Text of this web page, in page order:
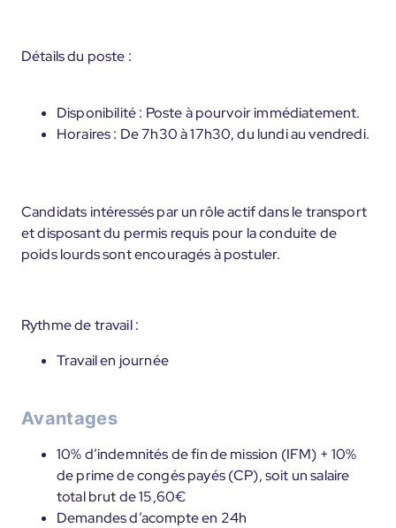
Détails du poste :
Disponibilité : Poste à pourvoir immédiatement.
Horaires : De 7h30 à 17h30, du lundi au vendredi.
Candidats intéressés par un rôle actif dans le transport
et disposant du permis requis pour la conduite de
poids lourds sont encouragés à postuler.
Rythme de travail :
Travail en journée
Avantages
10% d’indemnités de fin de mission (IFM) + 10%
de prime de congés payés (CP), soit un salaire
total brut de 15,60€
Demandes d’acompte en 24h